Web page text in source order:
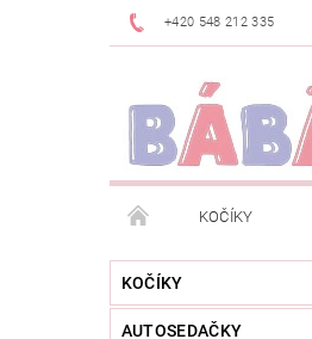
+420 548 212 335
KOČÍKY
DOGSPACE
KOČÍKY
AUTOSEDAČKY